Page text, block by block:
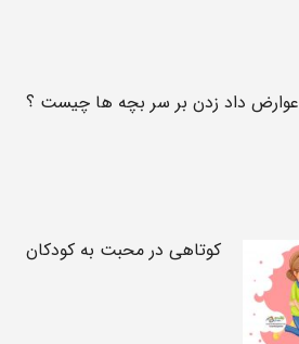
عوارض داد زدن بر سر بچه ها چیست ؟
کوتاهی در محبت به کودکان